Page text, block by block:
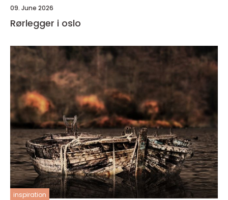
09. June 2026
Rørlegger i oslo
inspiration